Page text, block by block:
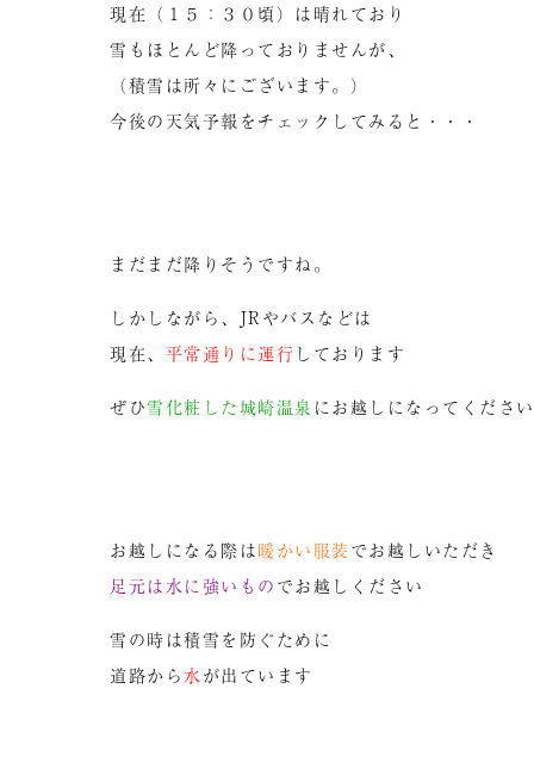
現在（１５：３０頃）は晴れており
雪もほとんど降っておりませんが、
（積雪は所々にございます。）
今後の天気予報をチェックしてみると・・・
まだまだ降りそうですね。
しかしながら、JRやバスなどは
現在、 平常通りに運行 しております
ぜひ雪化粧した城崎温泉 にお越しになってくださ
お越しになる際は暖かい服装 でお越しいただき
足元は水に強いもの でお越しください
雪の時は積雪を防ぐために
道路から 水が出ています